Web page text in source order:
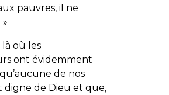
pauvres, il ne
»
où les
ont évidemment
qu’aucune de nos
digne de Dieu et que,